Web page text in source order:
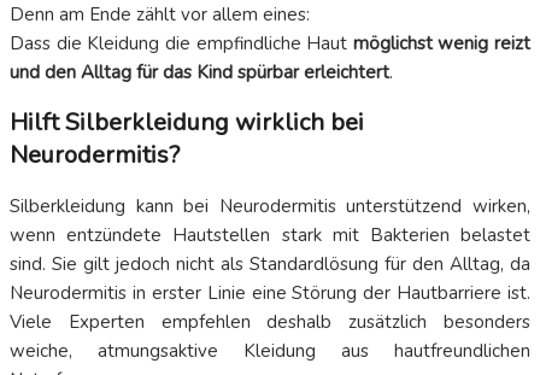
Denn am Ende zählt vor allem eines:
Dass die Kleidung die empfindliche Haut möglichst wenig reizt
und den Alltag für das Kind spürbar erleichtert.
Hilft Silberkleidung wirklich bei
Neurodermitis?
Silberkleidung kann bei Neurodermitis unterstützend wirken,
wenn entzündete Hautstellen stark mit Bakterien belastet
sind. Sie gilt jedoch nicht als Standardlösung für den Alltag, da
Neurodermitis in erster Linie eine Störung der Hautbarriere ist.
Viele Experten empfehlen deshalb zusätzlich besonders
weiche, atmungsaktive Kleidung aus hautfreundlichen